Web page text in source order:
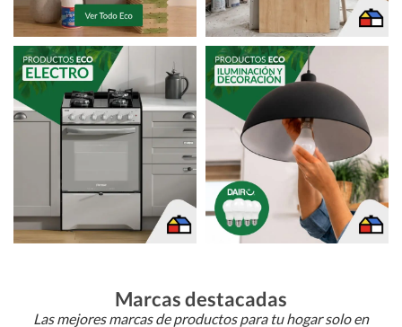
Marcas destacadas
Las mejores marcas de productos para tu hogar solo en